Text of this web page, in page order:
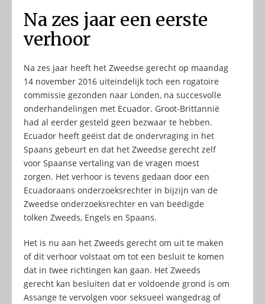
Na zes jaar een eerste
verhoor
Na zes jaar heeft het Zweedse gerecht op maandag
14 november 2016 uiteindelijk toch een rogatoire
commissie gezonden naar Londen, na succesvolle
onderhandelingen met Ecuador. Groot-Brittannië
had al eerder gesteld geen bezwaar te hebben.
Ecuador heeft geëist dat de ondervraging in het
Spaans gebeurt en dat het Zweedse gerecht zelf
voor Spaanse vertaling van de vragen moest
zorgen. Het verhoor is tevens gedaan door een
Ecuadoraans onderzoeksrechter in bijzijn van de
Zweedse onderzoeksrechter en van beëdigde
tolken Zweeds, Engels en Spaans.
Het is nu aan het Zweeds gerecht om uit te maken
of dit verhoor volstaat om tot een besluit te komen
dat in twee richtingen kan gaan. Het Zweeds
gerecht kan besluiten dat er voldoende grond is om
Assange te vervolgen voor seksueel wangedrag of